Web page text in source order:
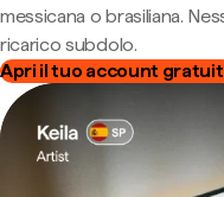
messicana o brasiliana.
ricarico subdolo.
Apri il tuo account